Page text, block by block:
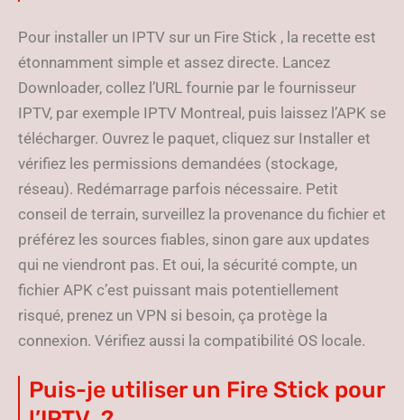
Pour installer un IPTV sur un Fire Stick , la recette est
étonnamment simple et assez directe. Lancez
Downloader, collez l’URL fournie par le fournisseur
IPTV, par exemple IPTV Montreal, puis laissez l’APK se
télécharger. Ouvrez le paquet, cliquez sur Installer et
vérifiez les permissions demandées (stockage,
réseau). Redémarrage parfois nécessaire. Petit
conseil de terrain, surveillez la provenance du fichier et
préférez les sources fiables, sinon gare aux updates
qui ne viendront pas. Et oui, la sécurité compte, un
fichier APK c’est puissant mais potentiellement
risqué, prenez un VPN si besoin, ça protège la
connexion. Vérifiez aussi la compatibilité OS locale.
Puis-je utiliser un Fire Stick pour